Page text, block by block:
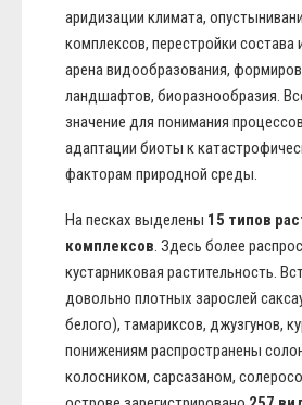
аридизации климата,
комплексов, перестройки состава
арена видообразования,
ландшафтов, биоразнообразия.
значение для понимания
адаптации биоты к
факторам природной среды.
На песках выделены 15 типов
комплексов. Здесь более
кустарниковая растительность.
довольно плотных зарослей
белого), тамариксов, джузгунов,
понижениям распространены
колосником, сарсазаном,